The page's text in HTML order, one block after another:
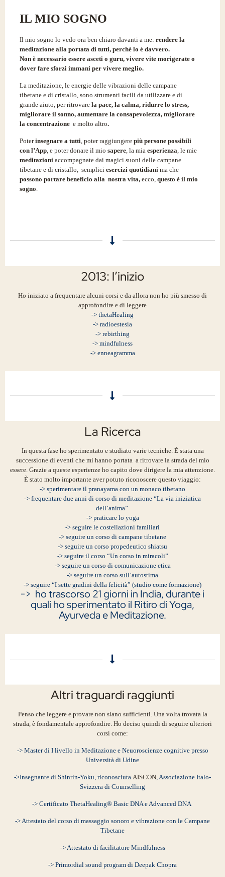
IL MIO SOGNO
Il mio sogno lo vedo ora ben chiaro davanti a me: rendere la
meditazione alla portata di tutti, perché lo è davvero.
Non è necessario essere asceti o guru, vivere vite morigerate o
dover fare sforzi immani per vivere meglio.
La meditazione, le energie delle vibrazioni delle campane
tibetane e di cristallo, sono strumenti facili da utilizzare e di
grande aiuto, per ritrovare la pace, la calma, ridurre lo stress,
migliorare il sonno, aumentare la consapevolezza, migliorare
la concentrazione e molto altro.
Poterinsegnare a tutti , poter raggiungere più persone possibili
con l’App , e poter donare il mio sapere , la mia esperienza , le mie
meditazioni accompagnate dai magici suoni delle campane
tibetane e di cristallo, semplici esercizi quotidiani ma che
possono portare beneficio alla nostra vita, ecco, questo è il mio
sogno
2013: l’inizio
Ho iniziato a frequentare alcuni corsi e da allora non ho più smesso di
approfondire e di leggere
-> thetaHealing
-> radioestesia
-> rebirthing
-> mindfulness
-> enneagramma
La Ricerca
In questa fase ho sperimentato e studiato varie tecniche. È stata una
successione di eventi che mi hanno portata a ritrovare la strada del mio
essere. Grazie a queste esperienze ho capito dove dirigere la mia attenzione.
È stato molto importante aver potuto riconoscere questo viaggio:
-> sperimentare il pranayama con un monaco tibetano
-> frequentare due anni di corso di meditazione “La via iniziatica
dell’anima”
-> praticare lo yoga
-> seguire le costellazioni familiari
-> seguire un corso di campane tibetane
-> seguire un corso propedeutico shiatsu
-> seguire il corso “Un corso in miracoli”
-> seguire un corso di comunicazione etica
-> seguire un corso sull’autostima
-> seguire “I sette gradini della felicità” (studio come formazione)
-> ho trascorso 21 giorni in India, durante i
quali ho sperimentato il Ritiro di Yoga,
Ayurveda e Meditazione.
Altri traguardi raggiunti
Penso che leggere e provare non siano sufficienti. Una volta trovata la
strada, è fondamentale approfondire. Ho deciso quindi di seguire ulteriori
corsi come:
-> Master di I livello in Meditazione e Neuoroscienze cognitive presso
Università di Udine
->Insegnante di Shinrin-Yoku, riconosciuta AISCON , Associazione Italo-
Svizzera di Counselling
-> Certificato ThetaHealing® Basic DNA e Advanced DNA
-> Attestato del corso di massaggio sonoro e vibrazione con le Campane
Tibetane
-> Attestato di facilitatore Mindfulness
-> Primordial sound program di Deepak Chopra